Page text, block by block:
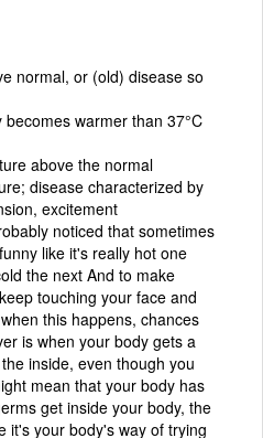
normal, or (old) disease so
warmer than 37°C
above the normal
disease characterized by
excitement
noticed that sometimes
like it's really hot one
the next And to make
touching your face and
this happens, chances
is when your body gets a
inside, even though you
mean that your body has
get inside your body, the
it's your body's way of trying